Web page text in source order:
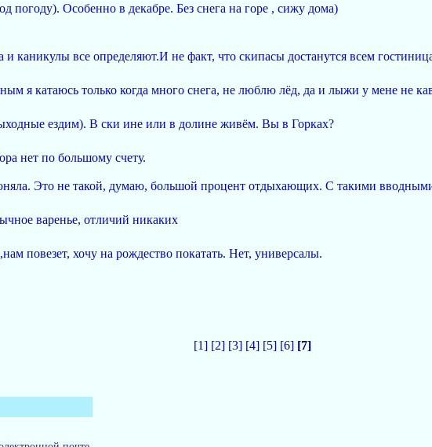
погоду). Особенно в декабре. Без снега на горе , сижу дома)
и каникулы все определяют.И не факт, что скипасы достанутся всем
я катаюсь только когда много снега, не люблю лёд, да и лыжи у мене не
ездим). В ски ине или в долине живём. Вы в Горках?
нет по большому счету.
Это не такой, думаю, большой процент отдыхающих. С такими
варенье, отличий никаких
повезет, хочу на рождество покатать. Нет, универсалы.
[1] [2] [3] [4] [5] [6] [7]